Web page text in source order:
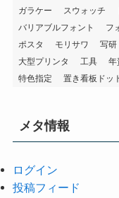
ガラケー
スウォッチ
バリアブルフォント
フ
ポスタ
モリサワ 写研
大型プリンタ
工具 年
特色指定
置き看板ドッ
メタ情報
ログイン
投稿フィード